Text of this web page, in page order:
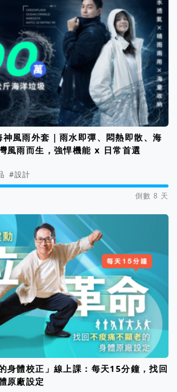
風雨外套｜雨水即彈、悶熱即散、海
風雨而生，強悍機能 x 日常首選
#設計
倒數 8 天
身體校正」線上課：每天15分鐘，找回
原廠設定